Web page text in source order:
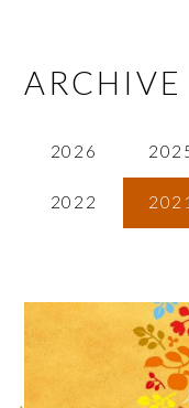
ARCHIVE
2026
2022 2021